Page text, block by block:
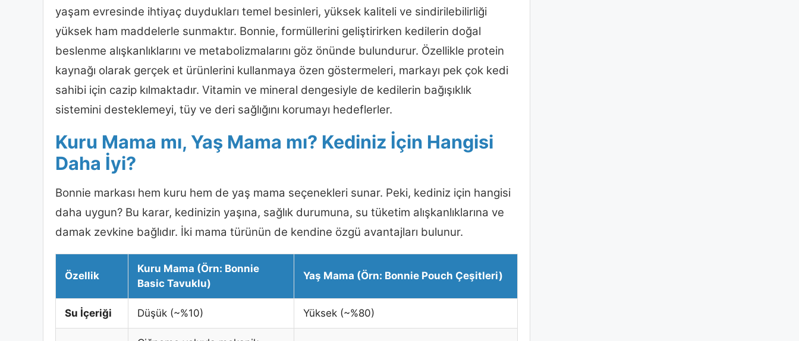
yaşam evresinde ihtiyaç duydukları temel besinleri, yüksek kaliteli ve sindirilebilirliği
yüksek ham maddelerle sunmaktır. Bonnie, formüllerini geliştirirken kedilerin doğal
beslenme alışkanlıklarını ve metabolizmalarını göz önünde bulundurur. Özellikle protein
kaynağı olarak gerçek et ürünlerini kullanmaya özen göstermeleri, markayı pek çok kedi
sahibi için cazip kılmaktadır. Vitamin ve mineral dengesiyle de kedilerin bağışıklık
sistemini desteklemeyi, tüy ve deri sağlığını korumayı hedeflerler.
Kuru Mama mı, Yaş Mama mı? Kediniz İçin Hangisi
Daha İyi?
Bonnie markası hem kuru hem de yaş mama seçenekleri sunar. Peki, kediniz için hangisi
daha uygun? Bu karar, kedinizin yaşına, sağlık durumuna, su tüketim alışkanlıklarına ve
damak zevkine bağlıdır. İki mama türünün de kendine özgü avantajları bulunur.
Özellik
Kuru Mama (Örn: Bonnie
Basic Tavuklu)
Yaş Mama (Örn: Bonnie Pouch Çeşitleri)
Su İçeriği Düşük (~%10) Yüksek (~%80)